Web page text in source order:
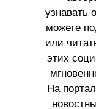
узнавать
можете
или
этих
На